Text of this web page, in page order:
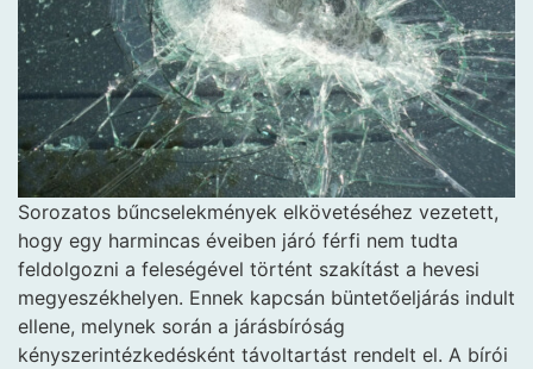
Sorozatos bűncselekmények elkövetéséhez vezetett,
hogy egy harmincas éveiben járó férfi nem tudta
feldolgozni a feleségével történt szakítást a hevesi
megyeszékhelyen. Ennek kapcsán büntetőeljárás indult
ellene, melynek során a járásbíróság
kényszerintézkedésként távoltartást rendelt el. A bírói